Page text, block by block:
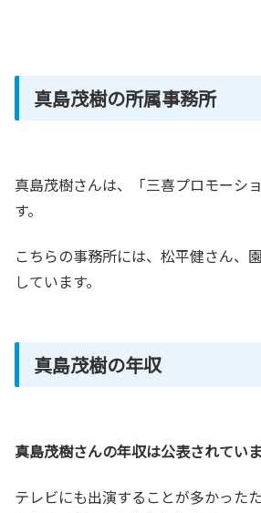
真島茂樹の所属事務所
真島茂樹さんは、「三喜プロモーシ
す。
こちらの事務所には、松平健さん、
しています。
真島茂樹の年収
真島茂樹さんの年収は公表されていま
テレビにも出演することが多かった